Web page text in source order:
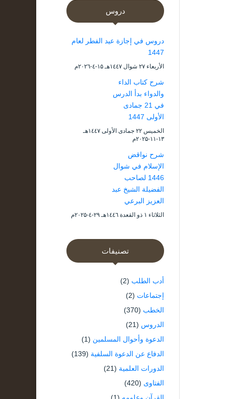
دروس
دروس في إجازة عيد الفطر لعام
1447
الأربعاء ۲۷ شوال ۱٤٤۷هـ ۱۵-٤-۲۰۲٦م
شرح كتاب الداء
والدواء بدأ الدرس
في 21 جمادى
الأولى 1447
الخميس ۲۲ جمادى الأولى ۱٤٤۷هـ
۱۳-۱۱-۲۰۲۵م
شرح نواقض
الإسلام في شوال
1446 لصاحب
الفضيلة الشيخ عبد
العزيز البرعي
الثلاثاء ۱ ذو القعدة ۱٤٤٦هـ ۲۹-٤-۲۰۲۵م
تصنيفات
أدب الطلب (2)
إجتماعات (2)
الخطب (370)
الدروس (21)
الدعوة وأحوال المسلمين (1)
الدفاع عن الدعوة السلفية (139)
الدورات العلمية (21)
الفتاوى (420)